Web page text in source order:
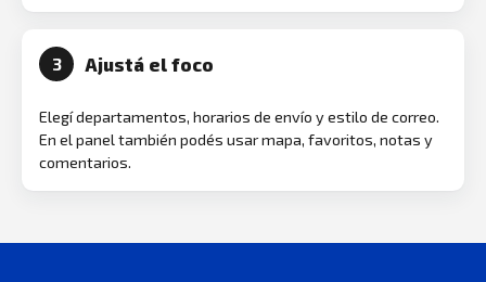
3 Ajustá el foco
Elegí departamentos, horarios de envío y estilo de correo.
En el panel también podés usar mapa, favoritos, notas y
comentarios.